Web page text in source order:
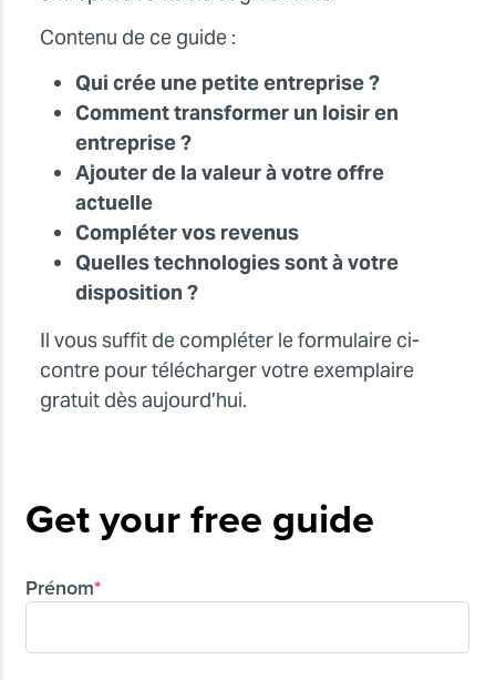
Contenu de ce guide :
Qui crée une petite entreprise?
Comment transformer un loisir en
entreprise?
Ajouter de la valeur à votre offre
actuelle
Compléter vos revenus
Quelles technologies sont à votre
disposition ?
Il vous suffit de compléter le formulaire ci-
contre pour télécharger votre exemplaire
gratuit dès aujourd’hui.